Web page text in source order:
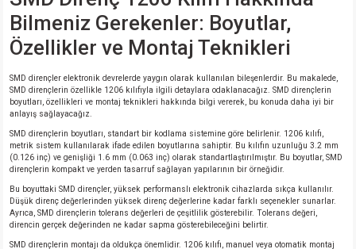
Bilmeniz Gerekenler: Boyutlar,
Özellikler ve Montaj Teknikleri
SMD dirençler elektronik devrelerde yaygın olarak kullanılan bileşenlerdir. Bu makalede,
SMD dirençlerin özellikle 1206 kılıfıyla ilgili detaylara odaklanacağız. SMD dirençlerin
boyutları, özellikleri ve montaj teknikleri hakkında bilgi vererek, bu konuda daha iyi bir
anlayış sağlayacağız.
SMD dirençlerin boyutları, standart bir kodlama sistemine göre belirlenir. 1206 kılıfı,
metrik sistem kullanılarak ifade edilen boyutlarına sahiptir. Bu kılıfın uzunluğu 3.2 mm
(0.126 inç) ve genişliği 1.6 mm (0.063 inç) olarak standartlaştırılmıştır. Bu boyutlar, SMD
dirençlerin kompakt ve yerden tasarruf sağlayan yapılarının bir örneğidir.
Bu boyuttaki SMD dirençler, yüksek performanslı elektronik cihazlarda sıkça kullanılır.
Düşük direnç değerlerinden yüksek direnç değerlerine kadar farklı seçenekler sunarlar.
Ayrıca, SMD dirençlerin tolerans değerleri de çeşitlilik gösterebilir. Tolerans değeri,
direncin gerçek değerinden ne kadar sapma gösterebileceğini belirtir.
SMD dirençlerin montajı da oldukça önemlidir. 1206 kılıfı, manuel veya otomatik montaj